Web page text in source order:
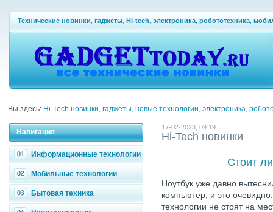
Технические новинки гаджеты Hi-tech электроника робототехника
Вы здесь: Hi-Tech новинки, гаджеты, новые технологии, электроника,
Навигация
Информационные технологии
Мобильные технологии
Бытовая техника
17-02-2023, 09:19
Hi-Tech новинки
Стоит
Ноутбук уже давно
компьютер, и это
технологии не стоят на